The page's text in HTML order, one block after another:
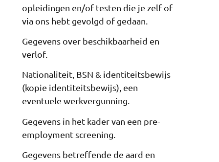
opleidingen en/of testen die je zelf of
via ons hebt gevolgd of gedaan.
Gegevens over beschikbaarheid en
verlof.
Nationaliteit, BSN & identiteitsbewijs
(kopie identiteitsbewijs), een
eventuele werkvergunning.
Gegevens in het kader van een pre-
employment screening.
Gegevens betreffende de aard en